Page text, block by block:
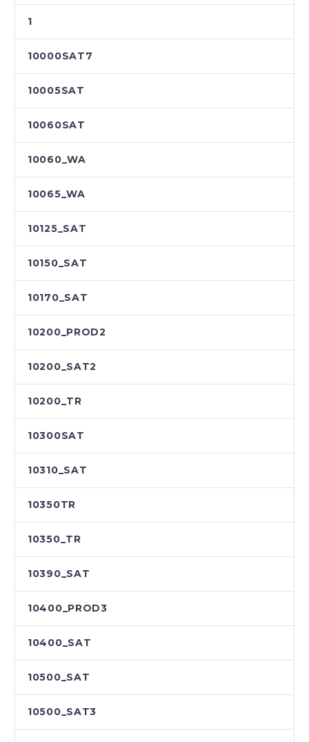
1
10000SAT7
10005SAT
10060SAT
10060_WA
10065_WA
10125_SAT
10150_SAT
10170_SAT
10200_PROD2
10200_SAT2
10200_TR
10300SAT
10310_SAT
10350TR
10350_TR
10390_SAT
10400_PROD3
10400_SAT
10500_SAT
10500_SAT3